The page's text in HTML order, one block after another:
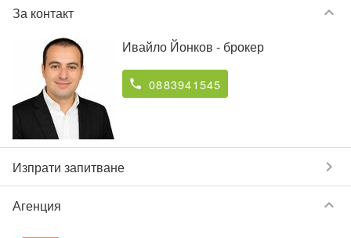
За контакт keyboard_arrow_down
Ивайло Йонков - брокер
phone 0883941545
Изпрати запитване chevron_right
Агенция keyboard_arrow_down